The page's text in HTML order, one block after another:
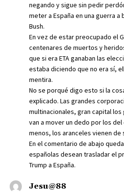
negando y sigue sin pedir
meter a España en una guerra
Bush.
En vez de estar preocupado el
centenares de muertos y
que si era ETA ganaban las
estaba diciendo que no era sí,
mentira.
No se porqué digo esto si la
explicado. Las grandes
multinacionales, gran capital
van a mover un dedo por los
menos, los aranceles vienen de
En el comentario de abajo
españolas desean trasladar el
Trump a España.
Jesu@88